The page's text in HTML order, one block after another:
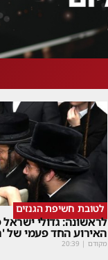
לטובת חשיפת הגנזים
לראשונה: גדולי
האירוע החד פעמי של
מקודם |
20:39